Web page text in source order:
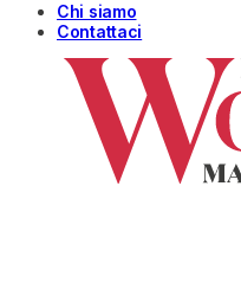
Chi siamo
Contattaci